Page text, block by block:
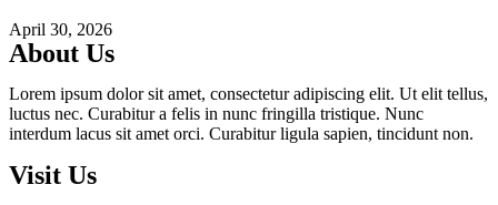
April 30, 2026
About Us
Lorem ipsum dolor sit amet, consectetur adipiscing elit. Ut elit tellus,
luctus nec. Curabitur a felis in nunc fringilla tristique. Nunc
interdum lacus sit amet orci. Curabitur ligula sapien, tincidunt non.
Visit Us